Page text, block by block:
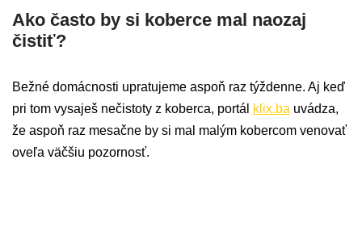
Ako často by si koberce mal naozaj
čistiť?
Bežné domácnosti upratujeme aspoň raz týždenne. Aj keď
pri tom vysaješ nečistoty z koberca, portál
klix.ba uvádza,
že aspoň raz mesačne by si mal malým kobercom venovať
oveľa väčšiu pozornosť.